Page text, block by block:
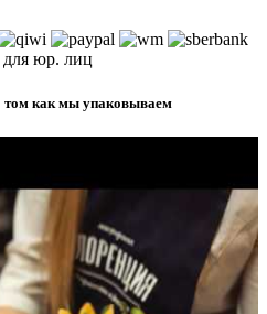
для юр. лиц
том как мы упаковываем